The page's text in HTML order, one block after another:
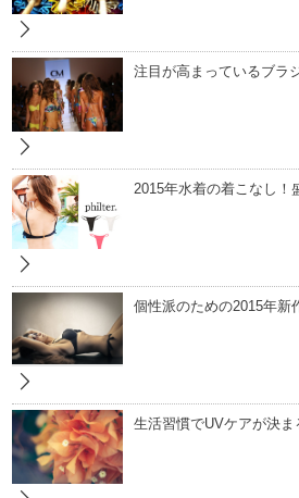
注目が高まっているブラ
2015年水着の着こなし！
個性派のための2015年新
生活習慣でUVケアが決ま